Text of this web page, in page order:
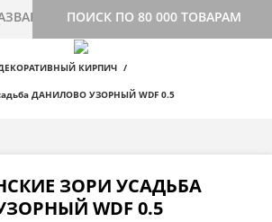
ПОИСК ПО 80 000 ТОВАРАМ
КИРПИЧ
ДАНИЛОВО УЗОРНЫЙ WDF 0.5
ЗОРИ УСАДЬБА
WDF 0.5